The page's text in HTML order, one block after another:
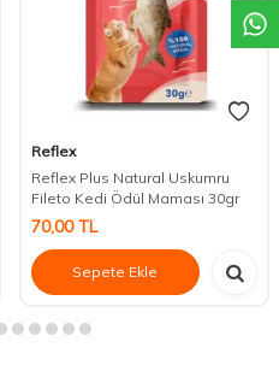
Reflex
Reflex Plus Natural Uskumru
Fileto Kedi Ödül Maması 30gr
70,00TL
Sepete Ekle